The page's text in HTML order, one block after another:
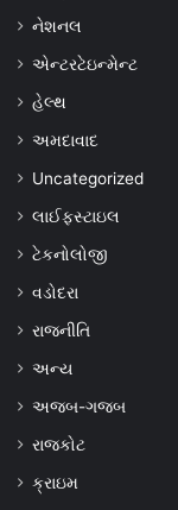
નેશનલ
એન્ટરટેઇન્મેન્ટ
હેલ્થ
અમદાવાદ
Uncategorized
લાઈફસ્ટાઇલ
ટેકનોલોજી
વડોદરા
રાજનીતિ
અન્ય
અજબ-ગજબ
રાજકોટ
ક્રાઇમ